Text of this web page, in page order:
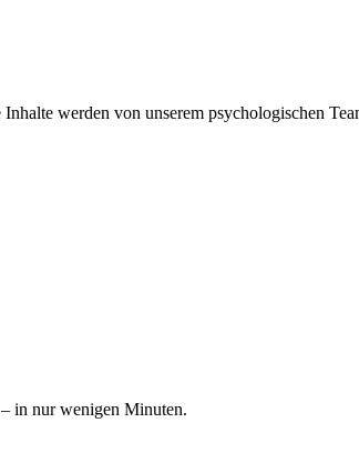
werden von unserem psychologischen
in nur wenigen Minuten.